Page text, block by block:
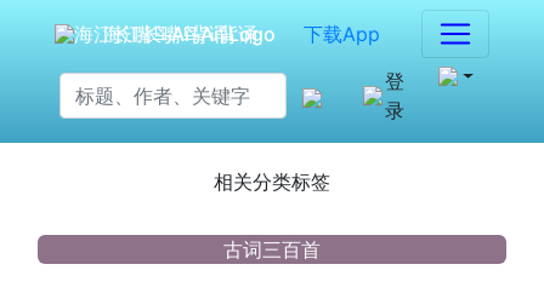
海江长嘴鸟Ai背诵
下载App
登
录
相关分类标签
古词三百首